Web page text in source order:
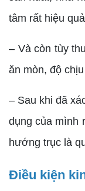
tâm rất hiệu
– Và còn tùy
ăn mòn, độ
– Sau khi đã
dụng của mình
hướng trục là
Điều kiện